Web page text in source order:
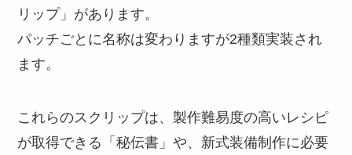
リップ」があります。
パッチごとに名称は変わりますが2種類実装され
ます。
これらのスクリップは、製作難易度の高いレシピ
が取得できる「秘伝書」や、新式装備制作に必要